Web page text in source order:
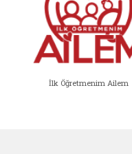
İlk Öğretmenim Ailem